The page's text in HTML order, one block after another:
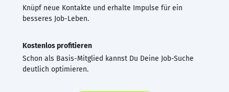
Knüpf neue Kontakte und erhalte Impulse für ein
besseres Job-Leben.
Kostenlos profitieren
Schon als Basis-Mitglied kannst Du Deine Job-Suche
deutlich optimieren.